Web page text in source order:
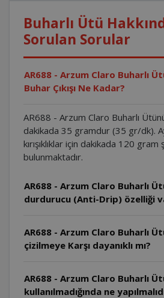
Buharlı Ütü
Sorulan Sorular
AR688 - Arzum Claro Buharlı
Buhar Çıkışı Ne Kadar?
AR688 - Arzum Claro Buharlı
dakikada 35 gramdur (35 gr/dk).
kırışıklıklar için dakikada 120
bulunmaktadır.
AR688 - Arzum Claro Buharlı
durdurucu (Anti-Drip) özelliği
AR688 - Arzum Claro Buharlı
çizilmeye Karşı dayanıklı mı?
AR688 - Arzum Claro Buharlı
kullanılmadığında ne